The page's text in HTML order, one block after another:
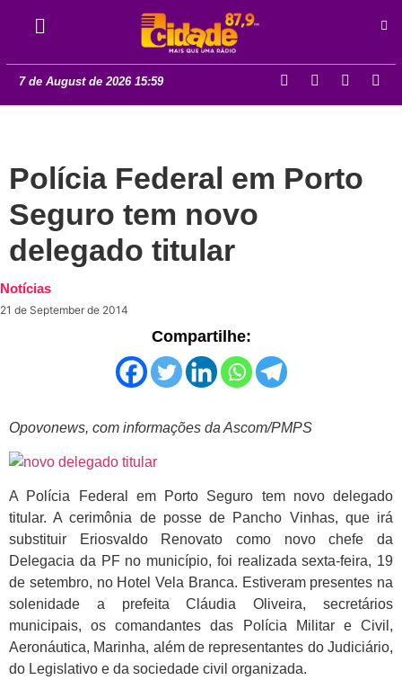
7 de August de 2026 15:59
Polícia Federal em Porto
Seguro tem novo
delegado titular
Notícias
21 de September de 2014
Compartilhe:
Opovonews, com informações da Ascom/PMPS
A Polícia Federal em Porto Seguro tem novo delegado
titular. A cerimônia de posse de Pancho Vinhas, que irá
substituir Eriosvaldo Renovato como novo chefe da
Delegacia da PF no município, foi realizada sexta-feira, 19
de setembro, no Hotel Vela Branca. Estiveram presentes na
solenidade a prefeita Cláudia Oliveira, secretários
municipais, os comandantes das Polícia Militar e Civil,
Aeronáutica, Marinha, além de representantes do Judiciário,
do Legislativo e da sociedade civil organizada.